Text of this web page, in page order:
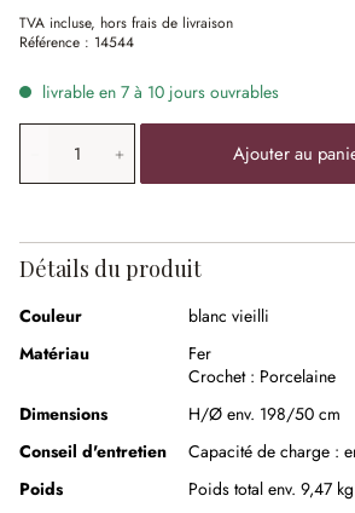
TVA incluse, hors frais de livraison
Référence : 14544
livrable en 7 à 10 jours ouvrables
Quantité de produit: saisissez la
Ajouter au
Détails du produit
Couleur
blanc vieilli
Matériau
Fer
Crochet : Porcelaine
Dimensions
H/Ø env. 198/50 cm
Conseil d'entretien
Capacité de charge :
Poids
Poids total env. 9,47 kg